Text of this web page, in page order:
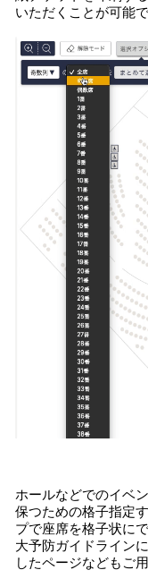
いただくことが可能で
ホールなどでのイベ
保つための格子指定
プで座席を格子状に
大予防ガイドライン
したページなどもご